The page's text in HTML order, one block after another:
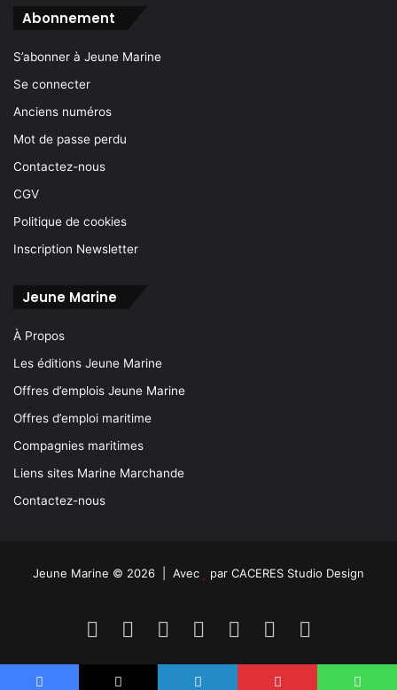
Abonnement
S’abonner à Jeune Marine
Se connecter
Anciens numéros
Mot de passe perdu
Contactez-nous
CGV
Politique de cookies
Inscription Newsletter
Jeune Marine
À Propos
Les éditions Jeune Marine
Offres d’emplois Jeune Marine
Offres d’emploi maritime
Compagnies maritimes
Liens sites Marine Marchande
Contactez-nous
Jeune Marine © 2026 | Avec par CACERES Studio Design
FacebookLinkedinYouTubeInstagram
Spotify